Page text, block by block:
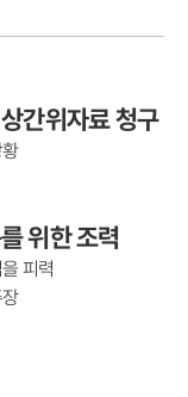
간위자료 청구
위한 조력
피력